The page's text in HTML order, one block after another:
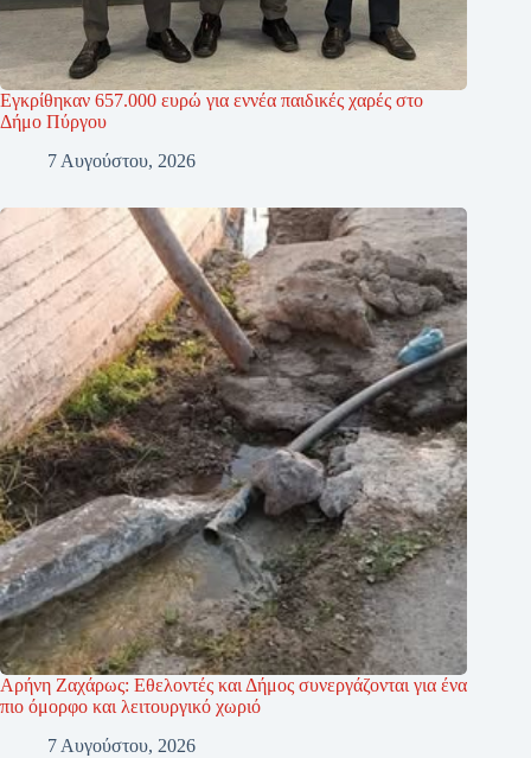
Εγκρίθηκαν 657.000 ευρώ για εννέα παιδικές χαρές στο
Δήμο Πύργου
7 Αυγούστου, 2026
Αρήνη Ζαχάρως: Εθελοντές και Δήμος συνεργάζονται για ένα
πιο όμορφο και λειτουργικό χωριό
7 Αυγούστου, 2026